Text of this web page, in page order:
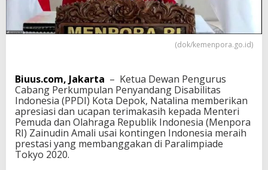
i
M
e
a
t
k
a
n
P
u
(dok/kemenpora.go.id)
Biuus.com, Jakarta – Ketua Dewan Pengurus
Cabang Perkumpulan Penyandang Disabilitas
Indonesia (PPDI) Kota Depok, Natalina memberikan
apresiasi dan ucapan terimakasih kepada Menteri
Pemuda dan Olahraga Republik Indonesia (Menpora
RI) Zainudin Amali usai kontingen Indonesia meraih
prestasi yang membanggakan di Paralimpiade
Tokyo 2020.